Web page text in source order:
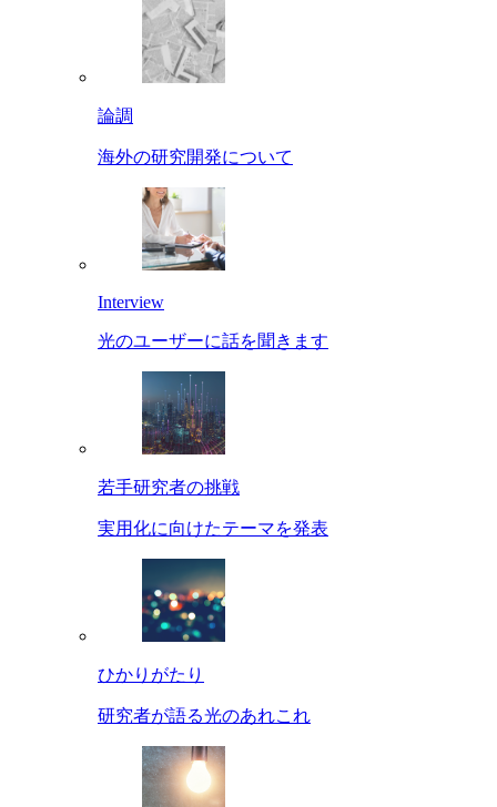
論調
海外の研究開発について
Interview
光のユーザーに話を聞きます
若手研究者の挑戦
実用化に向けたテーマを発表
ひかりがたり
研究者が語る光のあれこれ